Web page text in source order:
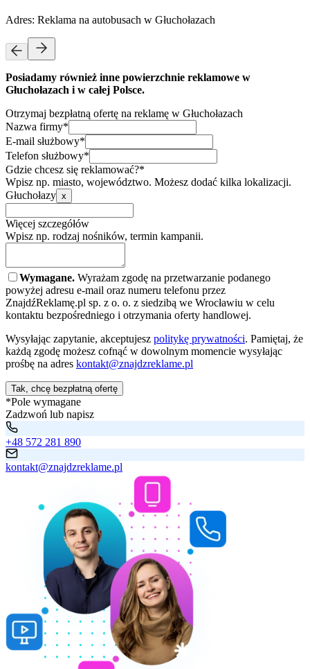
Adres: Reklama na autobusach w Głuchołazach
Posiadamy również inne powierzchnie reklamowe w
Głuchołazach i w całej Polsce.
Otrzymaj bezpłatną ofertę na reklamę w Głuchołazach
Nazwa firmy*
E-mail służbowy*
Telefon służbowy*
Gdzie chcesz się reklamować?*
Wpisz np. miasto, województwo. Możesz dodać kilka lokalizacji.
Głuchołazy x
Więcej szczegółów
Wpisz np. rodzaj nośników, termin kampanii.
Wymagane. Wyrażam zgodę na przetwarzanie podanego
powyżej adresu e-mail oraz numeru telefonu przez
ZnajdźReklamę.pl sp. z o. o. z siedzibą we Wrocławiu w celu
kontaktu bezpośredniego i otrzymania oferty handlowej.
Wysyłając zapytanie, akceptujesz politykę prywatności. Pamiętaj, że
każdą zgodę możesz cofnąć w dowolnym momencie wysyłając
prośbę na adres kontakt@znajdzreklame.pl
Tak, chcę bezpłatną ofertę
*Pole wymagane
Zadzwoń lub napisz
+48 572 281 890
kontakt@znajdzreklame.pl